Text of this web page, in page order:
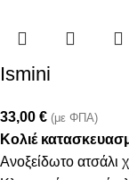
Ismini
33,00 € (με ΦΠΑ)
Κολιέ
Ανοξείδωτο ατσάλι